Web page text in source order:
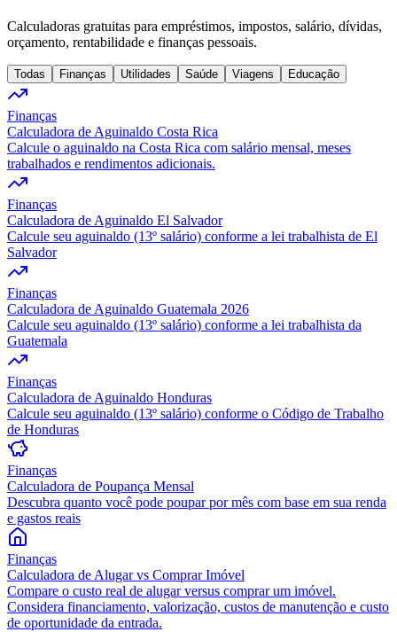
Calculadoras gratuitas para empréstimos, impostos, salário, dívidas,
orçamento, rentabilidade e finanças pessoais.
Todas Finanças Utilidades Saúde Viagens Educação
Finanças
Calculadora de Aguinaldo Costa Rica
Calcule o aguinaldo na Costa Rica com salário mensal, meses
trabalhados e rendimentos adicionais.
Finanças
Calculadora de Aguinaldo El Salvador
Calcule seu aguinaldo (13º salário) conforme a lei trabalhista de El
Salvador
Finanças
Calculadora de Aguinaldo Guatemala 2026
Calcule seu aguinaldo (13º salário) conforme a lei trabalhista da
Guatemala
Finanças
Calculadora de Aguinaldo Honduras
Calcule seu aguinaldo (13º salário) conforme o Código de Trabalho
de Honduras
Finanças
Calculadora de Poupança Mensal
Descubra quanto você pode poupar por mês com base em sua renda
e gastos reais
Finanças
Calculadora de Alugar vs Comprar Imóvel
Compare o custo real de alugar versus comprar um imóvel.
Considera financiamento, valorização, custos de manutenção e custo
de oportunidade da entrada.